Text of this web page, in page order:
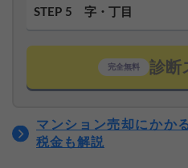
STEP 5 字・丁目
完全無料 診断
マンション売却にかか
税金も解説